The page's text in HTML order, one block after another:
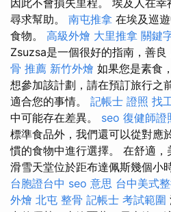
尋求幫助。 南屯推拿 在埃及巡
食物。 高級外燴 大里推拿 關鍵
Zsuzsa是一個很好的指南，善良
骨 推薦 新竹外燴 如果您是素食
想參加該計劃，請在預訂旅行之
適合您的事情。 記帳士 證照 找
中可能存在差異。 seo 復健師證
標準食品外，我們還可以從對應
慣的食物中進行選擇。 在舒適
滑雪天堂位於距布達佩斯幾個小
台胞證台中 seo 意思 台中美式
外燴 北屯 整骨 記帳士 考試範圍